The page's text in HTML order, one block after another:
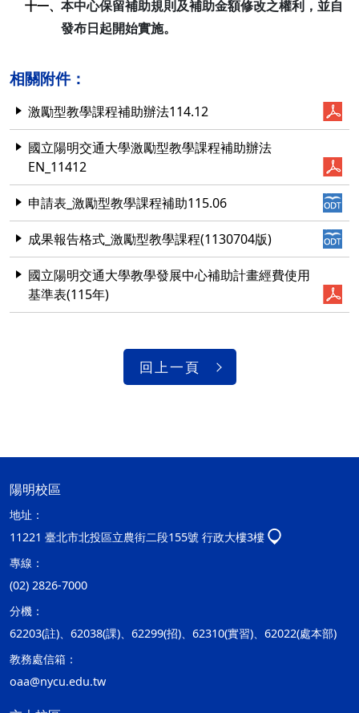
十一、 本中心保留補助規則及補助金額修改之權利，並自
發布日起開始實施。
相關附件：
激勵型教學課程補助辦法114.12
國立陽明交通大學激勵型教學課程補助辦法
EN_11412
申請表_激勵型教學課程補助115.06
成果報告格式_激勵型教學課程(1130704版)
國立陽明交通大學教學發展中心補助計畫經費使用
基準表(115年)
回上一頁
陽明校區
地址：
11221 臺北市北投區立農街二段155號 行政大樓3樓
專線：
(02) 2826-7000
分機：
62203(註)、62038(課)、62299(招)、62310(實習)、62022(處本部)
教務處信箱：
oaa@nycu.edu.tw